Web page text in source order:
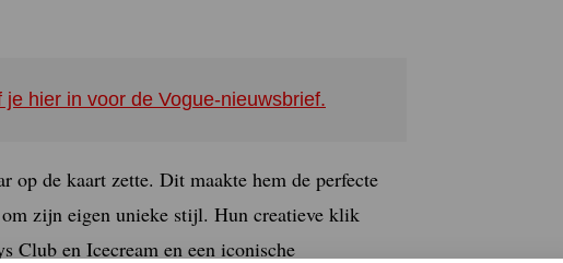
hier in voor de Vogue-nieuwsbrief.
op de kaart zette. Dit maakte hem de perfecte
zijn eigen unieke stijl. Hun creatieve klik
Club en Icecream en een iconische